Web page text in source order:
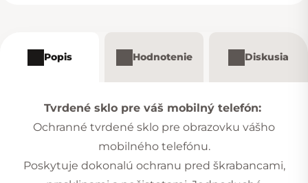
Popis Hodnotenie Diskusia
Tvrdené sklo pre váš mobilný telefón:
Ochranné tvrdené sklo pre obrazovku vášho
mobilného telefónu.
Poskytuje dokonalú ochranu pred škrabancami,